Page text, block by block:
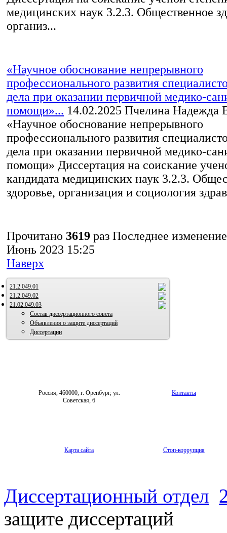
медицинских наук 3.2.3. Общественное
организ...
«Научное обоснование непрерывного
профессионального развития
дела при оказании первичной медико-
помощи»... 14.02.2025 Пчелина Надежда
«Научное обоснование непрерывного
профессионального развития
дела при оказании первичной медико-
помощи» Диссертация на соискание
кандидата медицинских наук 3.2.3.
здоровье, организация и социология
Прочитано 3619 раз Последнее
Июнь 2023 15:25
Наверх
21.2.049.01
21.2.049.02
21.02.049.03
Состав диссертационного совета
Объявления о защите диссертаций
Диссертации
Россия, 460000, г. Оренбург, ул.
Советская, 6
Контакты
Карта сайта Стоп-коррупция
Диссертационный отдел
защите диссертаций